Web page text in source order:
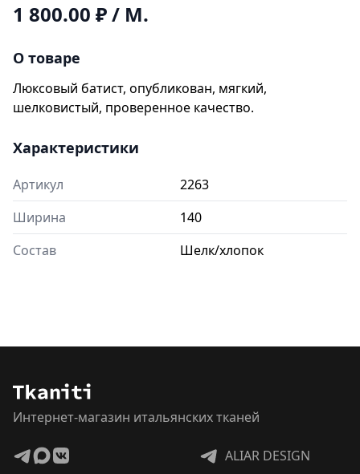
1 800.00 ₽/ М.
О товаре
Люксовый батист, опубликован, мягкий,
шелковистый, проверенное качество.
Характеристики
Артикул
2263
Ширина
140
Состав
Шелк/хлопок
Интернет-магазин итальянских тканей
ALIAR DESIGN